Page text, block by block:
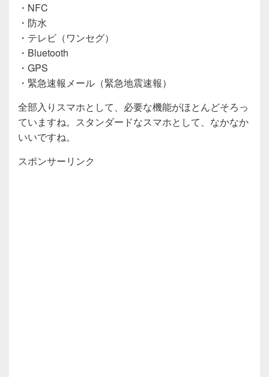
・NFC
・防水
・テレビ（ワンセグ）
・Bluetooth
・GPS
・緊急速報メール（緊急地震速報）
全部入りスマホとして、必要な機能がほとんどそろっ
ていますね。スタンダードなスマホとして、なかなか
いいですね。
スポンサーリンク